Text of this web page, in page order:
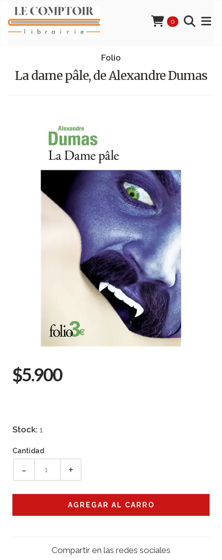
0
Folio
La dame pâle, de Alexandre Dumas
$5.900
Stock: 1
Cantidad
- +
Compartir en las redes sociales